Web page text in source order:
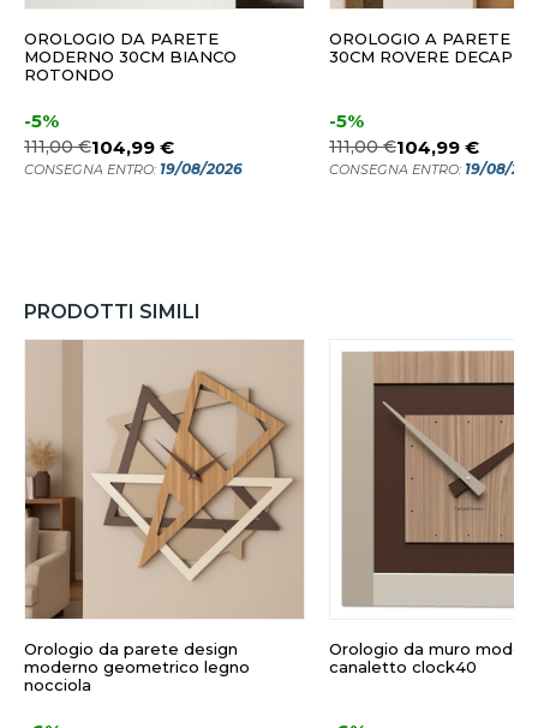
OROLOGIO DA PARETE
MODERNO 30CM BIANCO
ROTONDO
-5%
111,00 €104,99 €
CONSEGNA ENTRO: 19/08/2026
OROLOGIO A PARETE
30CM ROVERE DECAPE
-5%
111,00 €104,99 €
CONSEGNA ENTRO: 19/08/
PRODOTTI SIMILI
Orologio da parete design
moderno geometrico legno
nocciola
Orologio da muro
canaletto clock40